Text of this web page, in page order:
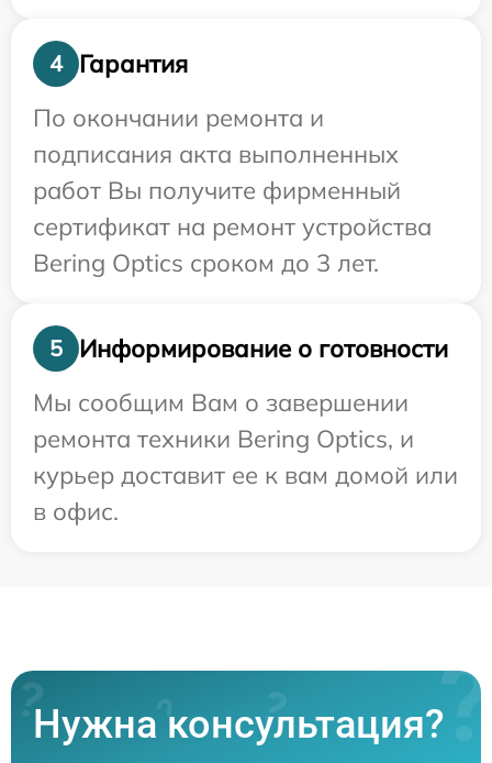
4
Гарантия
По окончании ремонта и
подписания акта выполненных
работ Вы получите фирменный
сертификат на ремонт устройства
Bering Optics сроком до 3 лет.
5
Информирование о готовности
Мы сообщим Вам о завершении
ремонта техники Bering Optics, и
курьер доставит ее к вам домой или
в офис.
Нужна консультация?